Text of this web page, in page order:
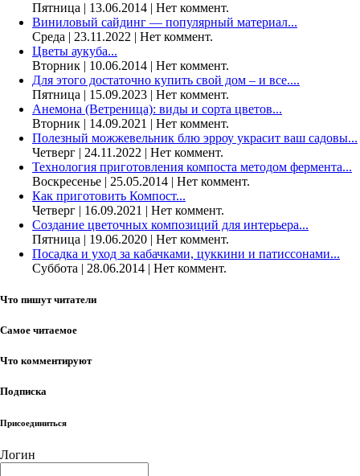
Пятница | 13.06.2014 | Нет коммент.
Виниловый сайдинг — популярный материал...
Среда | 23.11.2022 | Нет коммент.
Цветы аукуба...
Вторник | 10.06.2014 | Нет коммент.
Для этого достаточно купить свой дом – и все....
Пятница | 15.09.2023 | Нет коммент.
Анемона (Ветреница): виды и сорта цветов...
Вторник | 14.09.2021 | Нет коммент.
Полезный можжевельник блю эрроу украсит ваш садовы...
Четверг | 24.11.2022 | Нет коммент.
Технология приготовления компоста методом фермента...
Воскресенье | 25.05.2014 | Нет коммент.
Как приготовить Компост...
Четверг | 16.09.2021 | Нет коммент.
Создание цветочных композиций для интерьера...
Пятница | 19.06.2020 | Нет коммент.
Посадка и уход за кабачками, цуккини и патиссонами...
Суббота | 28.06.2014 | Нет коммент.
Что пишут читатели
Самое читаемое
Что комментируют
Подписка
Присоединиться
Логин